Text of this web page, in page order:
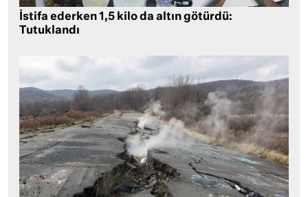
İstifa ederken 1,5 kilo da altın götürdü:
Tutuklandı